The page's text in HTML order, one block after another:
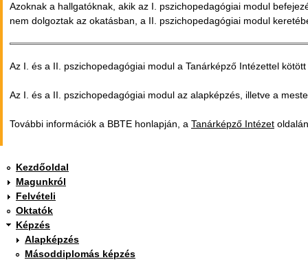
Azoknak a hallgatóknak, akik az I. pszichopedagógiai modul
nem dolgoztak az okatásban, a II. pszichopedagógiai modul
Az I. és a II. pszichopedagógiai modul a Tanárképző Intézettel kötött
Az I. és a II. pszichopedagógiai modul az alapképzés, illetve a
További információk a BBTE honlapján, a Tanárképző Intézet
Kezdőoldal
Magunkról
Felvételi
Oktatók
Képzés
Alapképzés
Másoddiplomás képzés